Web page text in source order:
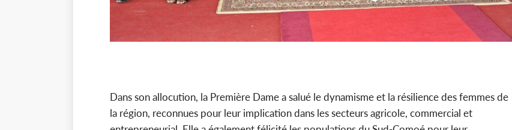
Dans son allocution, la Première Dame a salué le dynamisme et la résilience des femmes de
la région, reconnues pour leur implication dans les secteurs agricole, commercial et